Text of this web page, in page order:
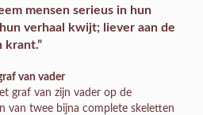
mensen serieus in hun
verhaal kwijt; liever aan de
krant.”
van vader
graf van zijn vader op de
van twee bijna complete skeletten